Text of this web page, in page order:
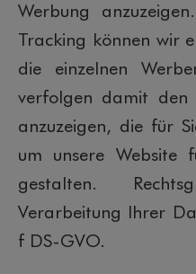
Werbung
Tracking können wir
die einzelnen
verfolgen damit den
anzuzeigen, die für
um unsere Website
gestalten.
Verarbeitung Ihrer
f DS-GVO.